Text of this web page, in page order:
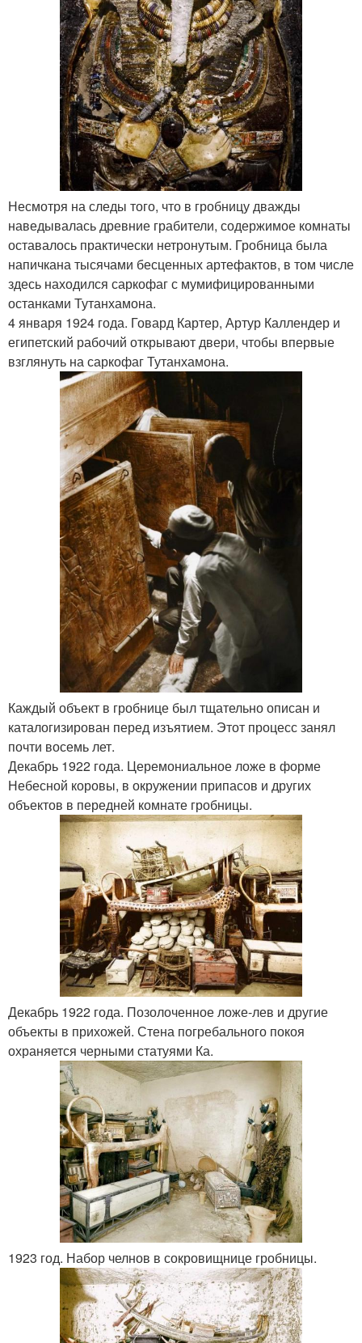
Несмотря на следы того, что в гробницу дважды
наведывалась древние грабители, содержимое комнаты
оставалось практически нетронутым. Гробница была
напичкана тысячами бесценных артефактов, в том числе
здесь находился саркофаг с мумифицированными
останками Тутанхамона.
4 января 1924 года. Говард Картер, Артур Каллендер и
египетский рабочий открывают двери, чтобы впервые
взглянуть на саркофаг Тутанхамона.
Каждый объект в гробнице был тщательно описан и
каталогизирован перед изъятием. Этот процесс занял
почти восемь лет.
Декабрь 1922 года. Церемониальное ложе в форме
Небесной коровы, в окружении припасов и других
объектов в передней комнате гробницы.
Декабрь 1922 года. Позолоченное ложе-лев и другие
объекты в прихожей. Стена погребального покоя
охраняется черными статуями Ка.
1923 год. Набор челнов в сокровищнице гробницы.